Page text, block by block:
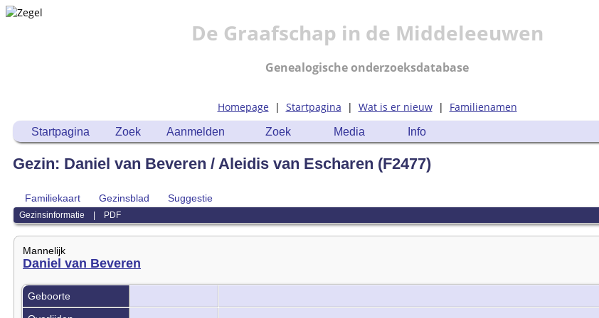
De Graafschap in de Middeleeuwen
Genealogische onderzoeksdatabase
Homepage | Startpagina | Wat is er nieuw| Familienamen
Startpagina Zoek Aanmelden Zoek Media Info
Gezin: Daniel van Beveren / Aleidis van Escharen (F2477)
Familiekaart Gezinsblad Suggestie
Gezinsinformatie | PDF
Mannelijk
Daniel van Beveren
Geboorte